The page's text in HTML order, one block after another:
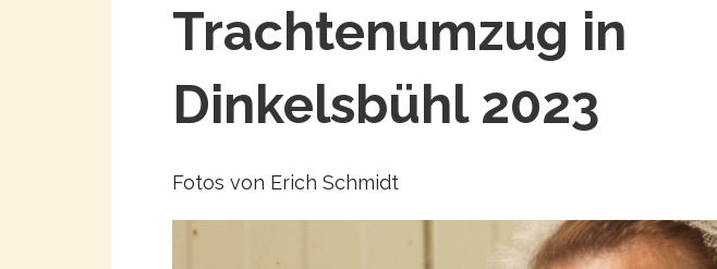
Trachtenumzug in
Dinkelsbühl 2023
Fotos von Erich Schmidt